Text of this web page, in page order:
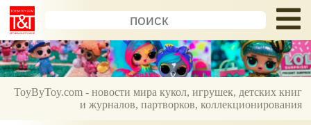
ToyByToy.com - новости мира кукол, игрушек, детских книг
и журналов, партворков, коллекционирования